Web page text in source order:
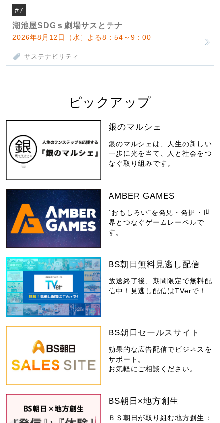
#7
湖池屋SDGｓ劇場サスとテナ
2026年8月12日（水）よる8：54～9：00
サステナビリティ
ピックアップ
銀のマルシェ
銀のマルシェは、人生の新しい
一歩に光を当て、人と社会をつ
なぐ取り組みです。
AMBER GAMES
“おもしろい”を発見・発掘・世
界とつなぐゲームレーベルで
す。
BS朝日無料見逃し配信
放送終了後、期間限定で無料配
信中！見逃し配信はTVerで！
BS朝日セールスサイト
効果的な広告配信でビジネスを
サポート。
お気軽にご相談ください。
BS朝日×地方創生
ＢＳ朝日が取り組む地方創生：